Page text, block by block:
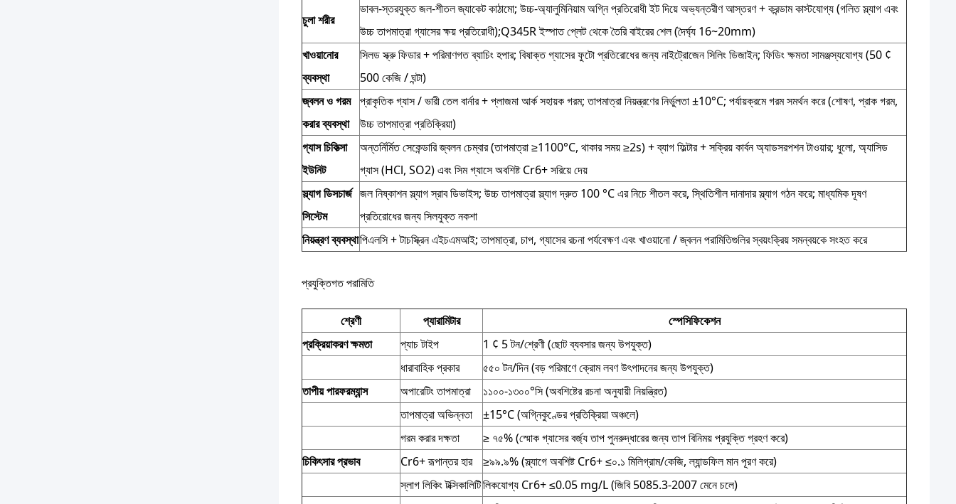
চুলা শরীর
ডাবল-স্তরযুক্ত জল-শীতল জ্যাকেট কাঠামো; উচ্চ-অ্যালুমিনিয়াম অগ্নি প্রতিরোধী ইট দিয়ে অভ্যন্তরীণ আস্তরণ + করন্ডাম কাস্টযোগ্য (গলিত স্ল্যাগ এবং
উচ্চ তাপমাত্রা গ্যাসের ক্ষয় প্রতিরোধী);Q345R ইস্পাত প্লেট থেকে তৈরি বাইরের শেল (দৈর্ঘ্য 16~20mm)
খাওয়ানোর
ব্যবস্থা
সিলড স্ক্রু ফিডার + পরিমাণগত ব্যাচিং হপার; বিষাক্ত গ্যাসের ফুটো প্রতিরোধের জন্য নাইট্রোজেন সিলিং ডিজাইন; ফিডিং ক্ষমতা সামঞ্জস্যযোগ্য (50 ¢
500 কেজি / ঘন্টা)
জ্বলন ও গরম
করার ব্যবস্থা
প্রাকৃতিক গ্যাস / ভারী তেল বার্নার + প্লাজমা আর্ক সহায়ক গরম; তাপমাত্রা নিয়ন্ত্রণের নির্ভুলতা ±10°C; পর্যায়ক্রমে গরম সমর্থন করে (শোষণ, প্রাক গরম,
উচ্চ তাপমাত্রা প্রতিক্রিয়া)
গ্যাস চিকিত্সা
ইউনিট
অন্তর্নির্মিত সেকেন্ডারি জ্বলন চেম্বার (তাপমাত্রা ≥1100°C, থাকার সময় ≥2s) + ব্যাগ ফিল্টার + সক্রিয় কার্বন অ্যাডসরপশন টাওয়ার; ধুলো, অ্যাসিড
গ্যাস (HCl, SO2) এবং সিম গ্যাসে অবশিষ্ট Cr6+ সরিয়ে দেয়
স্ল্যাগ ডিসচার্জ
সিস্টেম
জল নিষ্কাশন স্ল্যাগ স্রাব ডিভাইস; উচ্চ তাপমাত্রা স্ল্যাগ দ্রুত 100 °C এর নিচে শীতল করে, স্থিতিশীল দানাদার স্ল্যাগ গঠন করে; মাধ্যমিক দূষণ
প্রতিরোধের জন্য সিলযুক্ত নকশা
নিয়ন্ত্রণ ব্যবস্থাপিএলসি + টাচস্ক্রিন এইচএমআই; তাপমাত্রা, চাপ, গ্যাসের রচনা পর্যবেক্ষণ এবং খাওয়ানো / জ্বলন পরামিতিগুলির স্বয়ংক্রিয় সমন্বয়কে সংহত করে
প্রযুক্তিগত পরামিতি
শ্রেণী প্যারামিটার
স্পেসিফিকেশন
প্রক্রিয়াকরণ ক্ষমতা
প্যাচ টাইপ
1 ¢ 5 টন/শ্রেণী (ছোট ব্যবসার জন্য উপযুক্ত)
ধারাবাহিক প্রকার
৫৫০ টন/দিন (বড় পরিমাণে ক্রোম লবণ উৎপাদনের জন্য উপযুক্ত)
তাপীয় পারফরম্যান্স
অপারেটিং তাপমাত্রা
১১০০-১৩০০°সি (অবশিষ্টের রচনা অনুযায়ী নিয়ন্ত্রিত)
তাপমাত্রা অভিন্নতা
±15°C (অগ্নিকুণ্ডের প্রতিক্রিয়া অঞ্চলে)
গরম করার দক্ষতা
≥ ৭৫% (স্মোক গ্যাসের বর্জ্য তাপ পুনরুদ্ধারের জন্য তাপ বিনিময় প্রযুক্তি গ্রহণ করে)
চিকিৎসার প্রভাব
Cr6+ রূপান্তর হার
≥৯৯.৯% (স্ল্যাগে অবশিষ্ট Cr6+ ≤০.১ মিলিগ্রাম/কেজি, ল্যান্ডফিল মান পূরণ করে)
স্লাগ লিকিং টক্সিকালিটিলিকযোগ্য Cr6+ ≤0.05 mg/L (জিবি 5085.3-2007 মেনে চলে)